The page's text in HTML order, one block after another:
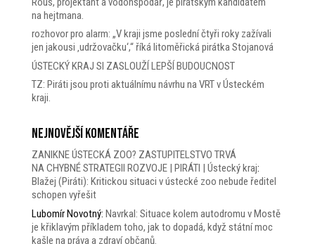
na hejtmana.
rozhovor pro alarm: „V kraji jsme poslední čtyři roky zažívali
jen jakousi ‚udržovačku‘,“ říká litoměřická pirátka Stojanová
ÚSTECKÝ KRAJ SI ZASLOUŽÍ LEPŠÍ BUDOUCNOST
TZ: Piráti jsou proti aktuálnímu návrhu na VRT v Ústeckém
kraji.
Nejnovější komentáře
ZANIKNE ÚSTECKÁ ZOO? ZASTUPITELSTVO TRVÁ
NA CHYBNÉ STRATEGII ROZVOJE | PIRÁTI | Ústecký kraj:
Blažej (Piráti): Kritickou situaci v ústecké zoo nebude ředitel
schopen vyřešit
Lubomír Novotný: Navrkal: Situace kolem autodromu v Mostě
je křiklavým příkladem toho, jak to dopadá, když státní moc
kašle na práva a zdraví občanů.